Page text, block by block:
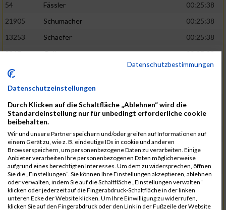
54
Fässler
00:25:38
21905
Schumacher
00:25:38
13253
Schaefer
00:25:38
2317
Golbar
00:25:38
5561
00:25:38
12006
Laudien
9273
Nicotra
7717
Lades
00:25:38
15581
Adamczak
00:25:38
3162
Heilig
00:25:39
3107
Schork
00:25:40
5888
Regneri
00:25:41
8971
Bien 00:25:42
Datenschutzbestimmungen
Datenschutzeinstellungen
Durch Klicken auf die Schaltfläche „Ablehnen“ wird die
Standardeinstellung nur für unbedingt erforderliche cookie
beibehalten.
Wir und unsere Partner speichern und/oder greifen auf Informationen auf
einem Gerät zu, wie z. B. eindeutige IDs in cookie und anderen
Browserspeichern, um personenbezogene Daten zu verarbeiten. Einige
Anbieter verarbeiten Ihre personenbezogenen Daten möglicherweise
aufgrund eines berechtigten Interesses. Um dem zu widersprechen, öffnen
Sie die „Einstellungen“. Sie können Ihre Einstellungen akzeptieren, ablehnen
oder verwalten, indem Sie auf die Schaltfläche „Einstellungen verwalten“
klicken oder jederzeit auf die Fingerabdruck-Schaltfläche in der linken
unteren Ecke der Website klicken. Um Ihre Einwilligung zu widerrufen,
klicken Sie auf den Fingerabdruck oder den Link in der Fußzeile der Website